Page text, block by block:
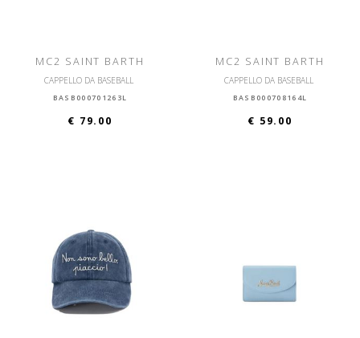
MC2 SAINT BARTH
CAPPELLO DA BASEBALL
BASB000701263L
€ 79.00
MC2 SAINT BARTH
CAPPELLO DA BASEBALL
BASB000708164L
€ 59.00